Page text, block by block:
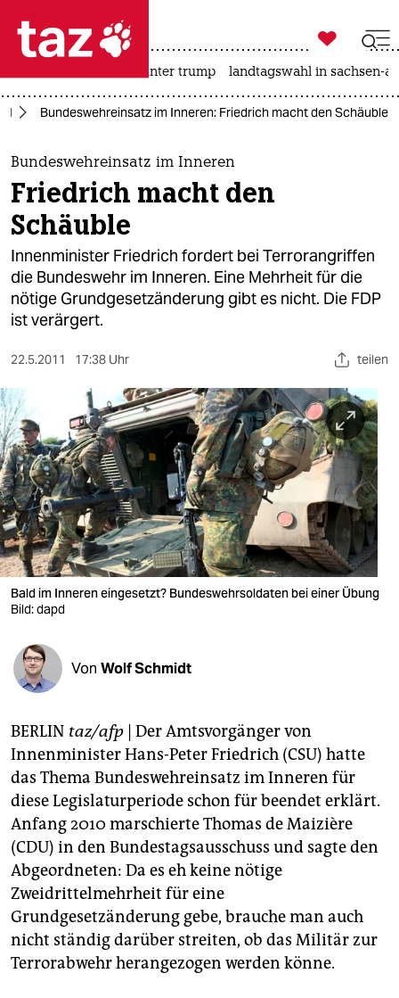
 taz zahl ich
taz zahl ich
themen
politik
öko
gesellschaft
kultur
sport
berlin
nord
wahrheit
verlag
verlag
veranstaltungen
fragen & hilfe
unterstützen
abo
genossenschaft
epaper login

taz zahl ich
usa unter trump landtagswahl in sachsen-
Bundeswehreinsatz im Inneren: Friedrich macht den Schäuble
Bundeswehreinsatz im Inneren
Friedrich macht den
Schäuble
Innenminister Friedrich fordert bei Terrorangriffen
die Bundeswehr im Inneren. Eine Mehrheit für die
nötige Grundgesetzänderung gibt es nicht. Die FDP
ist verärgert.
22.5.2011 17:38 Uhr teilen
Bald im Inneren eingesetzt? Bundeswehrsoldaten bei einer Übung
Bild: dapd
Von Wolf Schmidt
BERLIN taz/afp Der Amtsvorgänger von
Innenminister Hans-Peter Friedrich (CSU) hatte
das Thema Bundeswehreinsatz im Inneren für
diese Legislaturperiode schon für beendet erklärt.
Anfang 2010 marschierte Thomas de Maizière
(CDU) in den Bundestagsausschuss und sagte den
Abgeordneten: Da es eh keine nötige
Zweidrittelmehrheit für eine
Grundgesetzänderung gebe, brauche man auch
nicht ständig darüber streiten, ob das Militär zur
Terrorabwehr herangezogen werden könne.